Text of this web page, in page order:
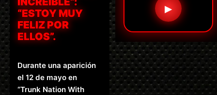
“ESTOY MUY
FELIZ POR
ELLOS”.
Durante una aparición
el 12 de mayo en
“Trunk Nation With
▶